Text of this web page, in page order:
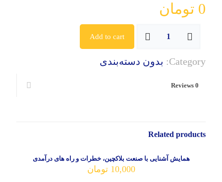
0 تومان
Add to cart
Category: بدون دسته‌بندی
Reviews 0
Related products
همایش آشنایی با صنعت بلاکچین، خطرات و راه های درآمدی
10,000 تومان